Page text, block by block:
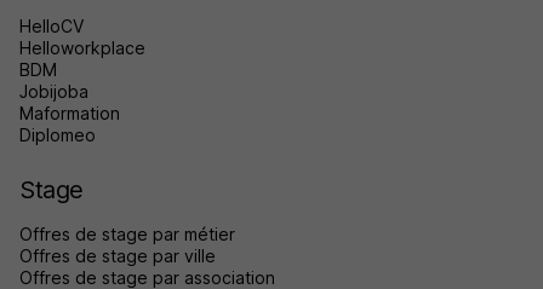
HelloCV
Helloworkplace
BDM
Jobijoba
Maformation
Diplomeo
Stage
Offres de stage par métier
Offres de stage par ville
Offres de stage par association